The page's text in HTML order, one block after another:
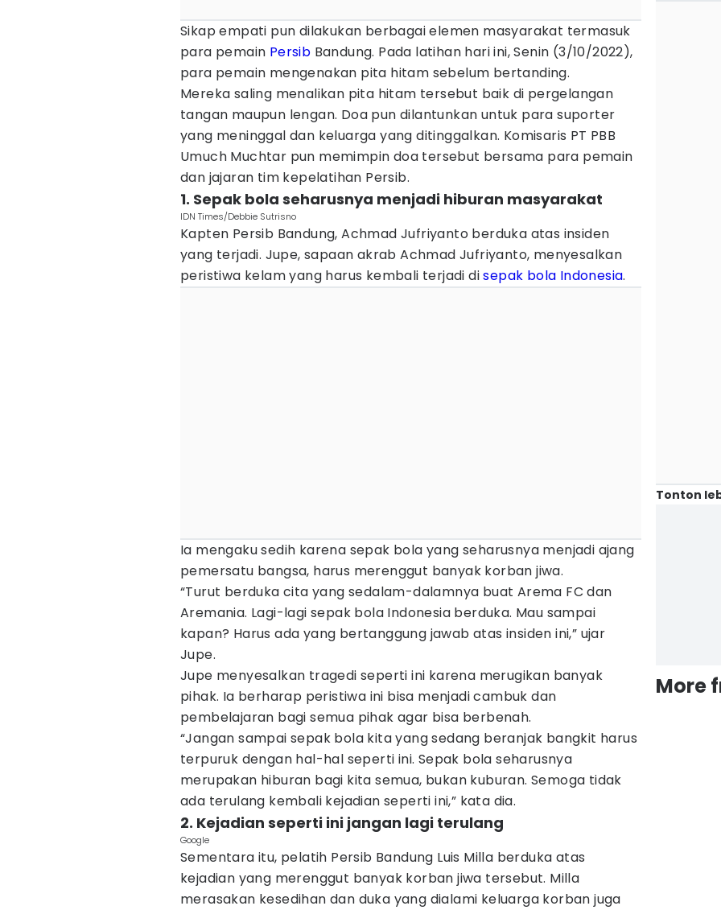
Sikap empati pun dilakukan berbagai elemen masyarakat termasuk
para pemain Persib Bandung. Pada latihan hari ini, Senin (3/10/2022),
para pemain mengenakan pita hitam sebelum bertanding.
Mereka saling menalikan pita hitam tersebut baik di pergelangan
tangan maupun lengan. Doa pun dilantunkan untuk para suporter
yang meninggal dan keluarga yang ditinggalkan. Komisaris PT PBB
Umuch Muchtar pun memimpin doa tersebut bersama para pemain
dan jajaran tim kepelatihan Persib.
1. Sepak bola seharusnya menjadi hiburan masyarakat
IDN Times/Debbie Sutrisno
Kapten Persib Bandung, Achmad Jufriyanto berduka atas insiden
yang terjadi. Jupe, sapaan akrab Achmad Jufriyanto, menyesalkan
peristiwa kelam yang harus kembali terjadi disepak bola Indonesia.
Ia mengaku sedih karena sepak bola yang seharusnya menjadi ajang
pemersatu bangsa, harus merenggut banyak korban jiwa.
“Turut berduka cita yang sedalam-dalamnya buat Arema FC dan
Aremania. Lagi-lagi sepak bola Indonesia berduka. Mau sampai
kapan? Harus ada yang bertanggung jawab atas insiden ini,” ujar
Jupe.
Jupe menyesalkan tragedi seperti ini karena merugikan banyak
pihak. Ia berharap peristiwa ini bisa menjadi cambuk dan
pembelajaran bagi semua pihak agar bisa berbenah.
“Jangan sampai sepak bola kita yang sedang beranjak bangkit harus
terpuruk dengan hal-hal seperti ini. Sepak bola seharusnya
merupakan hiburan bagi kita semua, bukan kuburan. Semoga tidak
ada terulang kembali kejadian seperti ini,” kata dia.
2. Kejadian seperti ini jangan lagi terulang
Google
Sementara itu, pelatih Persib Bandung Luis Milla berduka atas
kejadian yang merenggut banyak korban jiwa tersebut. Milla
merasakan kesedihan dan duka yang dialami keluarga korban juga
Tonton
More